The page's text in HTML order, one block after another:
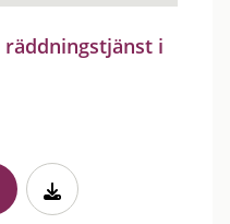
räddningstjänst i